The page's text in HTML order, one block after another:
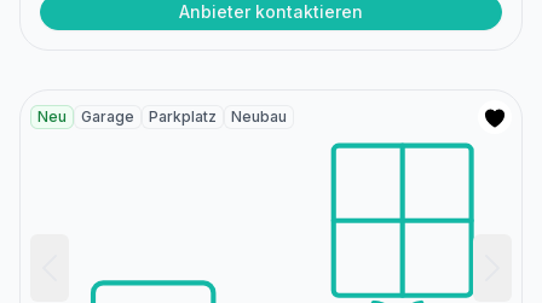
Anbieter kontaktieren
Neu Garage Parkplatz Neubau